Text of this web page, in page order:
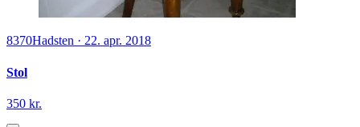
8370Hadsten · 22. apr. 2018
Stol
350 kr.